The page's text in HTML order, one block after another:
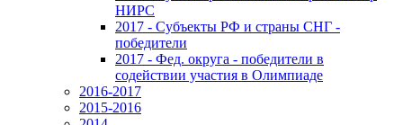
НИРС
2017 - Субъекты РФ и страны СНГ -
победители
2017 - Фед. округа - победители в
содействии участия в Олимпиаде
2016-2017
2015-2016